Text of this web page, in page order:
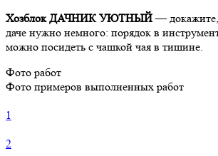
Хозблок ДАЧНИК УЮТНЫЙ— докажите,
даче нужно немного: порядок в
можно посидеть с чашкой чая в тишине.
Фото работ
Фото примеров выполненных работ
1
2